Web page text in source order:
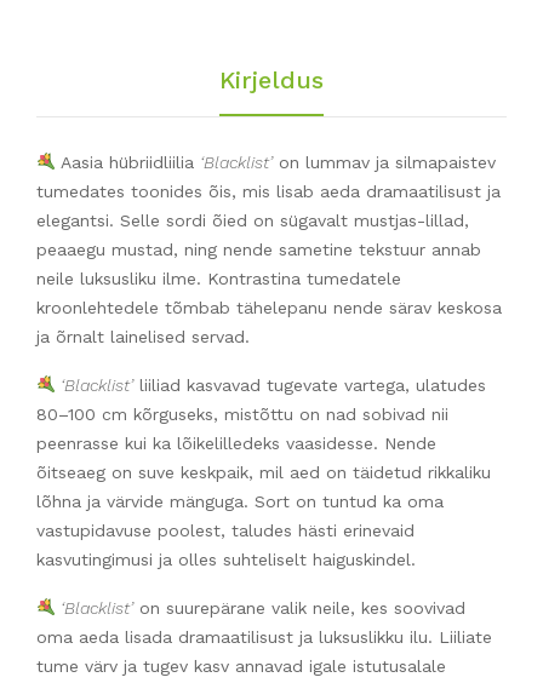
Kirjeldus
Aasia hübriidliilia ‘Blacklist’on lummav ja silmapaistev
tumedates toonides õis, mis lisab aeda dramaatilisust ja
elegantsi. Selle sordi õied on sügavalt mustjas-lillad,
peaaegu mustad, ning nende sametine tekstuur annab
neile luksusliku ilme. Kontrastina tumedatele
kroonlehtedele tõmbab tähelepanu nende särav keskosa
ja õrnalt lainelised servad.
‘Blacklist’liiliad kasvavad tugevate vartega, ulatudes
80–100 cm kõrguseks, mistõttu on nad sobivad nii
peenrasse kui ka lõikelilledeks vaasidesse. Nende
õitseaeg on suve keskpaik, mil aed on täidetud rikkaliku
lõhna ja värvide mänguga. Sort on tuntud ka oma
vastupidavuse poolest, taludes hästi erinevaid
kasvutingimusi ja olles suhteliselt haiguskindel.
‘Blacklist’on suurepärane valik neile, kes soovivad
oma aeda lisada dramaatilisust ja luksuslikku ilu. Liiliate
tume värv ja tugev kasv annavad igale istutusalale